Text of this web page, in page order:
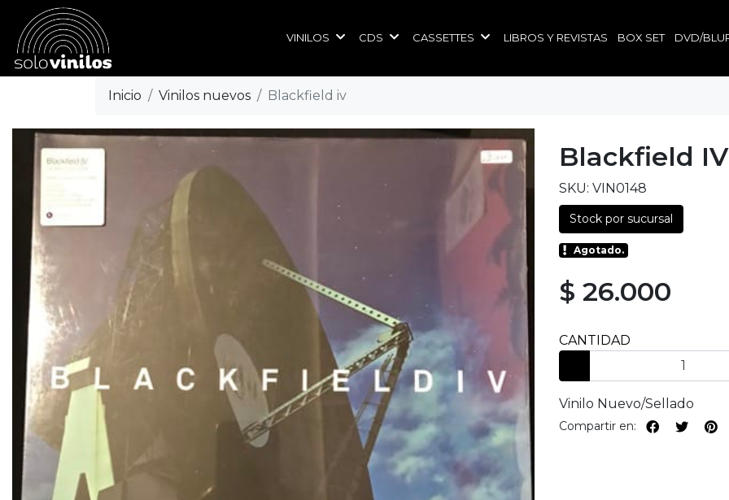
VINILOS CDS CASSETTES LIBROS Y REVISTAS BOX SET DVD/
Inicio Vinilos nuevos Blackfield iv
Blackfield IV
SKU: VIN0148
Stock por sucursal
Agotado.
$ 26.000
CANTIDAD
Vinilo Nuevo/Sellado
Compartir en: